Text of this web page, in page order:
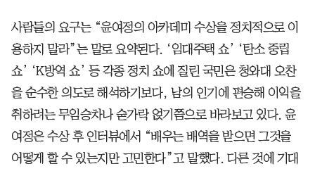
사람들의 요구는 “윤여정의 아카데미 수상을 정치적으로 이
용하지 말라”는 말로 요약된다. ‘임대주택 쇼’ ‘탄소 중립
쇼’ ‘K방역 쇼’ 등 각종 정치 쇼에 질린 국민은 청와대 오찬
을 순수한 의도로 해석하기보다, 남의 인기에 편승해 이익을
취하려는 무임승차나 숟가락 얹기쯤으로 바라보고 있다. 윤
여정은 수상 후 인터뷰에서 “배우는 배역을 받으면 그것을
어떻게 할 수 있는지만 고민한다”고 말했다. 다른 것에 기대